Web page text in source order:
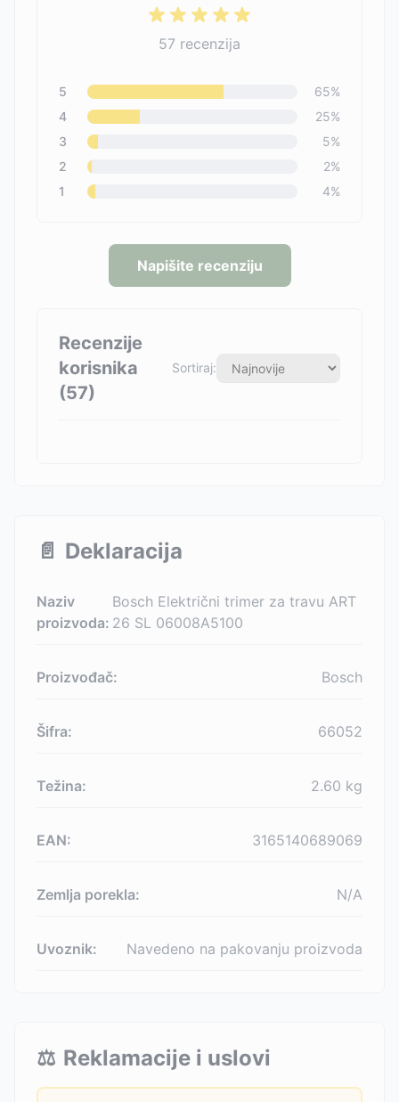
57 recenzija
5 65%
4
25%
3
5%
2
2%
1
4%
Napišite recenziju
Recenzije
korisnika
(57)
Sortiraj:
📄 Deklaracija
Naziv
proizvoda:
Bosch Električni trimer za travu ART
26 SL 06008A5100
Proizvođač: Bosch
Šifra: 66052
Težina: 2.60 kg
EAN: 3165140689069
Zemlja porekla: N/A
Uvoznik: Navedeno na pakovanju proizvoda
⚖️ Reklamacije i uslovi